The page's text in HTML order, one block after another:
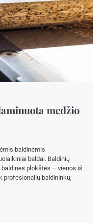
medžio
baldinėmis
baldai. Baldinių
plokštės – vienos iš
profesionalių baldininkų,